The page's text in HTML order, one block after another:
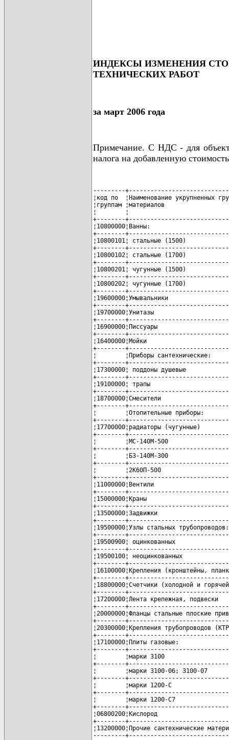
ИНДЕКСЫ ИЗМЕНЕНИЯ
ТЕХНИЧЕСКИХ РАБОТ
за март 2006 года
Примечание. С НДС - для
налога на добавленную
---------
¦код по  ¦Наименование
¦группам ¦материалов
¦        ¦
+--------
¦10800000¦Ванны:
+--------
¦10800101¦ стальные (1500)
+--------
¦10800102¦ стальные (1700)
+--------
¦10800201¦ чугунные (1500)
+--------
¦10800202¦ чугунные (1700)
+--------
¦19600000¦Умывальники
+--------
¦19700000¦Унитазы
+--------
¦16900000¦Писсуары
+--------
¦16400000¦Мойки
+--------
¦        ¦Приборы
+--------
¦17300000¦ поддоны душевые
+--------
¦19100000¦ трапы
+--------
¦18700000¦Смесители
+--------
¦        ¦Отопительные
+--------
¦17700000¦радиаторы (чугунные)
+--------
¦        ¦МС-140М-500
+--------
¦        ¦БЗ-140М-300
+--------
¦        ¦2К60П-500
+--------
¦11000000¦Вентили
+--------
¦15000000¦Краны
+--------
¦13500000¦Задвижки
+--------
¦19500000¦Узлы стальных
+--------
¦19500900¦ оцинкованных
+--------
¦19500100¦ неоцинкованных
+--------
¦16100000¦Крепления (кронштейны,
+--------
¦18800000¦Счетчики (холодной и
+--------
¦17200000¦Лента крепежная,
+--------
¦20000000¦Фланцы стальные плоские
+--------
¦20300000¦Крепления трубопроводов
+--------
¦17100000¦Плиты газовые:
+--------
¦        ¦марки 3100
+--------
¦        ¦марки 3100-06; 3100-07
+--------
¦        ¦марки 1200-С
+--------
¦        ¦марки 1200-С7
+--------
¦06800200¦Кислород
+--------
¦13200000¦Прочие сантехнические
---------